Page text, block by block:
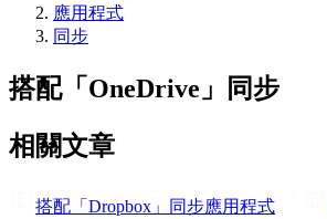
應用程式
同步
搭配「OneDrive」同步
相關文章
搭配「Dropbox」同步應用程式